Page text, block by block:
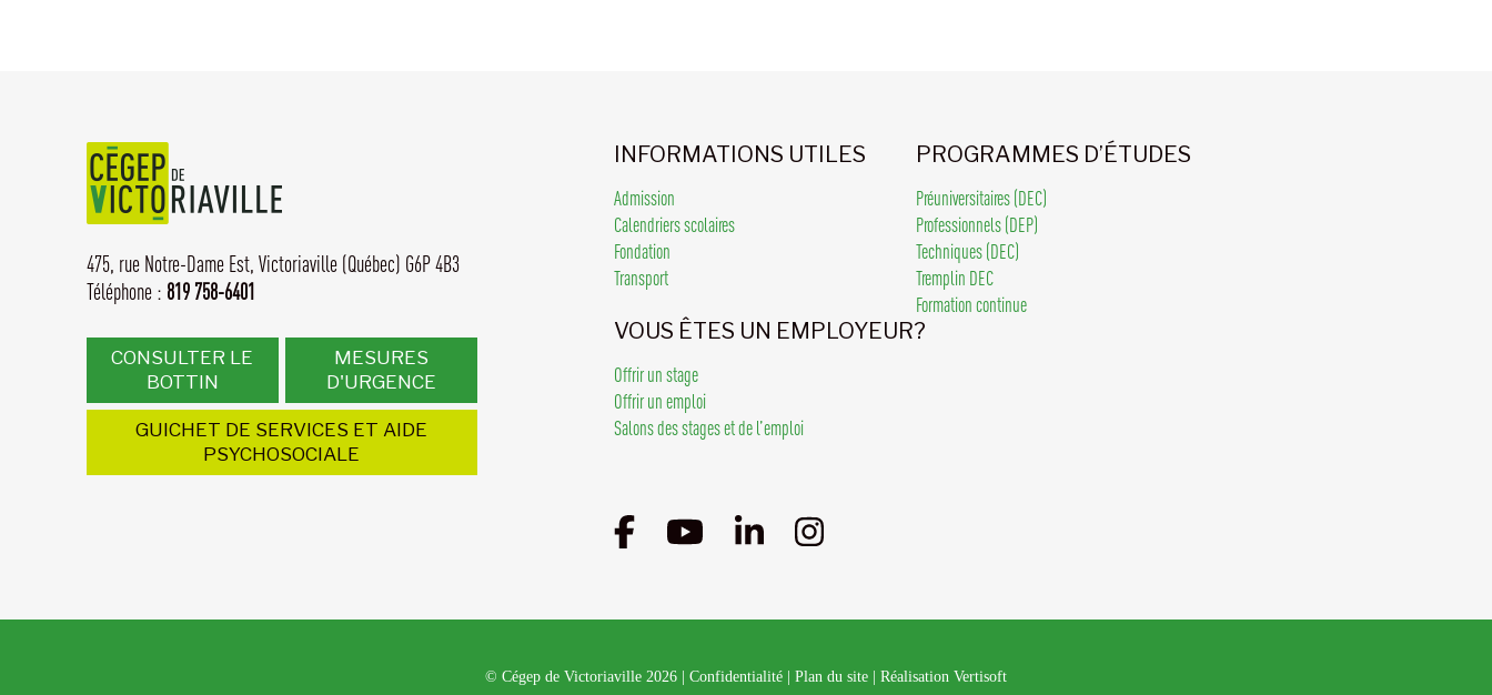
475, rue Notre-Dame Est, Victoriaville (Québec) G6P 4B3
Téléphone : 819 758-6401
CONSULTER LE
BOTTIN
MESURES
D'URGENCE
GUICHET DE SERVICES ET AIDE
PSYCHOSOCIALE
INFORMATIONS UTILES
Admission
Calendriers scolaires
Fondation
Transport
PROGRAMMES D’ÉTUDES
Préuniversitaires (DEC)
Professionnels (DEP)
Techniques (DEC)
Tremplin DEC
Formation continue
VOUS ÊTES UN EMPLOYEUR?
Offrir un stage
Offrir un emploi
Salons des stages et de l’emploi
© Cégep de Victoriaville 2026 Confidentialité Plan du site Réalisation Vertisoft